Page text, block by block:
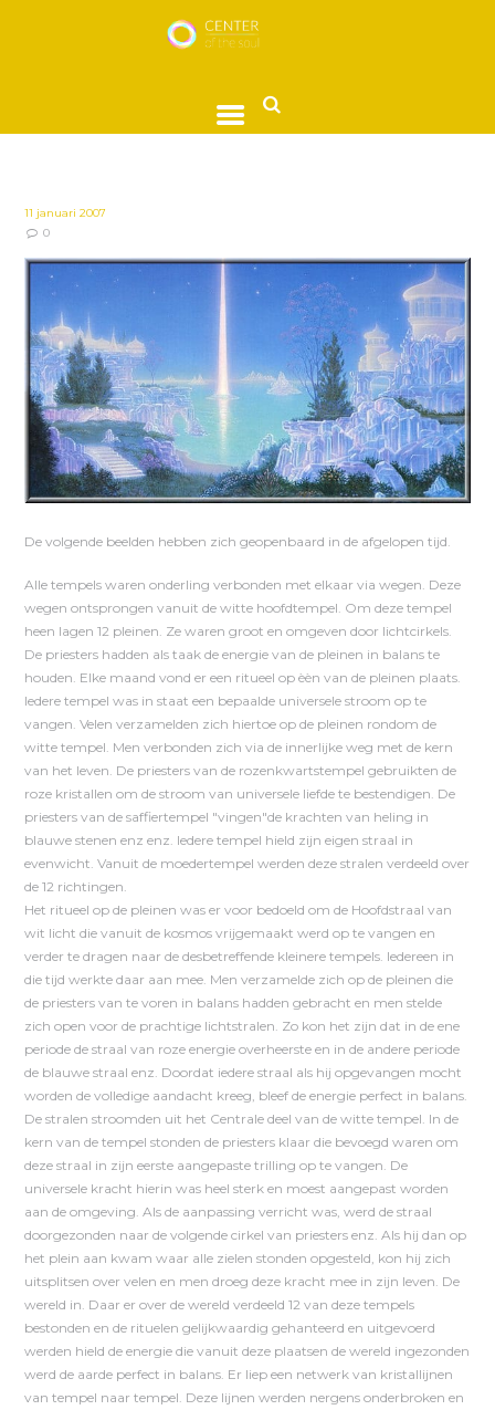
11 januari 2007
0
De volgende beelden hebben zich geopenbaard in de afgelopen tijd.
Alle tempels waren onderling verbonden met elkaar via wegen. Deze
wegen ontsprongen vanuit de witte hoofdtempel. Om deze tempel
heen lagen 12 pleinen. Ze waren groot en omgeven door lichtcirkels.
De priesters hadden als taak de energie van de pleinen in balans te
houden. Elke maand vond er een ritueel op èèn van de pleinen plaats.
Iedere tempel was in staat een bepaalde universele stroom op te
vangen. Velen verzamelden zich hiertoe op de pleinen rondom de
witte tempel. Men verbonden zich via de innerlijke weg met de kern
van het leven. De priesters van de rozenkwartstempel gebruikten de
roze kristallen om de stroom van universele liefde te bestendigen. De
priesters van de saffiertempel "vingen"de krachten van heling in
blauwe stenen enz enz. Iedere tempel hield zijn eigen straal in
evenwicht. Vanuit de moedertempel werden deze stralen verdeeld over
de 12 richtingen.
Het ritueel op de pleinen was er voor bedoeld om de Hoofdstraal van
wit licht die vanuit de kosmos vrijgemaakt werd op te vangen en
verder te dragen naar de desbetreffende kleinere tempels. Iedereen in
die tijd werkte daar aan mee. Men verzamelde zich op de pleinen die
de priesters van te voren in balans hadden gebracht en men stelde
zich open voor de prachtige lichtstralen. Zo kon het zijn dat in de ene
periode de straal van roze energie overheerste en in de andere periode
de blauwe straal enz. Doordat iedere straal als hij opgevangen mocht
worden de volledige aandacht kreeg, bleef de energie perfect in balans.
De stralen stroomden uit het Centrale deel van de witte tempel. In de
kern van de tempel stonden de priesters klaar die bevoegd waren om
deze straal in zijn eerste aangepaste trilling op te vangen. De
universele kracht hierin was heel sterk en moest aangepast worden
aan de omgeving. Als de aanpassing verricht was, werd de straal
doorgezonden naar de volgende cirkel van priesters enz. Als hij dan op
het plein aan kwam waar alle zielen stonden opgesteld, kon hij zich
uitsplitsen over velen en men droeg deze kracht mee in zijn leven. De
wereld in. Daar er over de wereld verdeeld 12 van deze tempels
bestonden en de rituelen gelijkwaardig gehanteerd en uitgevoerd
werden hield de energie die vanuit deze plaatsen de wereld ingezonden
werd de aarde perfect in balans. Er liep een netwerk van kristallijnen
van tempel naar tempel. Deze lijnen werden nergens onderbroken en